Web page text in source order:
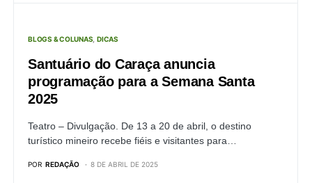
BLOGS & COLUNAS DICAS
Santuário do Caraça anuncia
programação para a Semana Santa
2025
Teatro – Divulgação. De 13 a 20 de abril, o destino
turístico mineiro recebe fiéis e visitantes para…
POR REDAÇÃO 8 DE ABRIL DE 2025